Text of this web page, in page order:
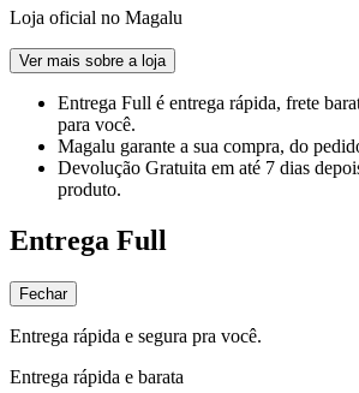
Loja oficial no Magalu
Ver mais sobre a loja
Entrega Full é entrega rápida, frete
para você.
Magalu garante a sua compra, do
Devolução Gratuita em até 7 dias
produto.
Entrega Full
Fechar
Entrega rápida e segura pra você.
Entrega rápida e barata